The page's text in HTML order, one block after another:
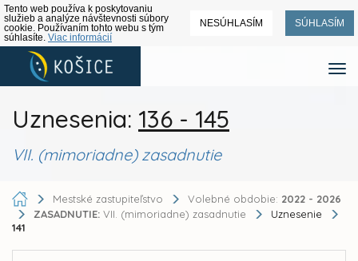
Tento web používa k poskytovaniu
služieb a analýze návštevnosti súbory
cookie. Používaním tohto webu s tým
súhlasíte. Viac informácií
NESÚHLASÍM SÚHLASÍM
Uznesenia: 136 - 145
VII. (mimoriadne) zasadnutie
Mestské zastupiteľstvo Volebné obdobie: 2022 - 2026
ZASADNUTIE: VII. (mimoriadne) zasadnutie
Uznesenie
141